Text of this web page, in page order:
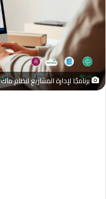
برنامجًا لإدارة المشاريع لنظام ماك